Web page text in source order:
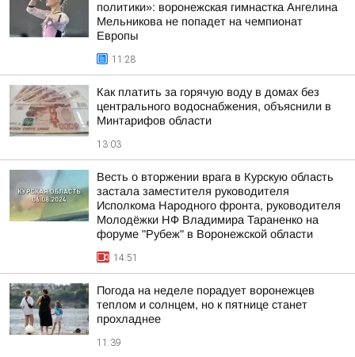
политики»: воронежская гимнастка Ангелина
Мельникова не попадет на чемпионат
Европы
11:28
Как платить за горячую воду в домах без
центрального водоснабжения, объяснили в
Минтарифов области
13:03
Весть о вторжении врага в Курскую область
застала заместителя руководителя
Исполкома Народного фронта, руководителя
Молодёжки НФ Владимира Тараненко на
форуме "Рубеж" в Воронежской области
14:51
Погода на неделе порадует воронежцев
теплом и солнцем, но к пятнице станет
прохладнее
11:39